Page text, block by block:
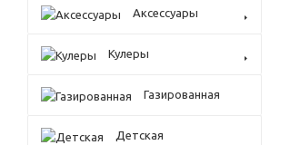
Аксессуары
Кулеры
Газированная
Детская